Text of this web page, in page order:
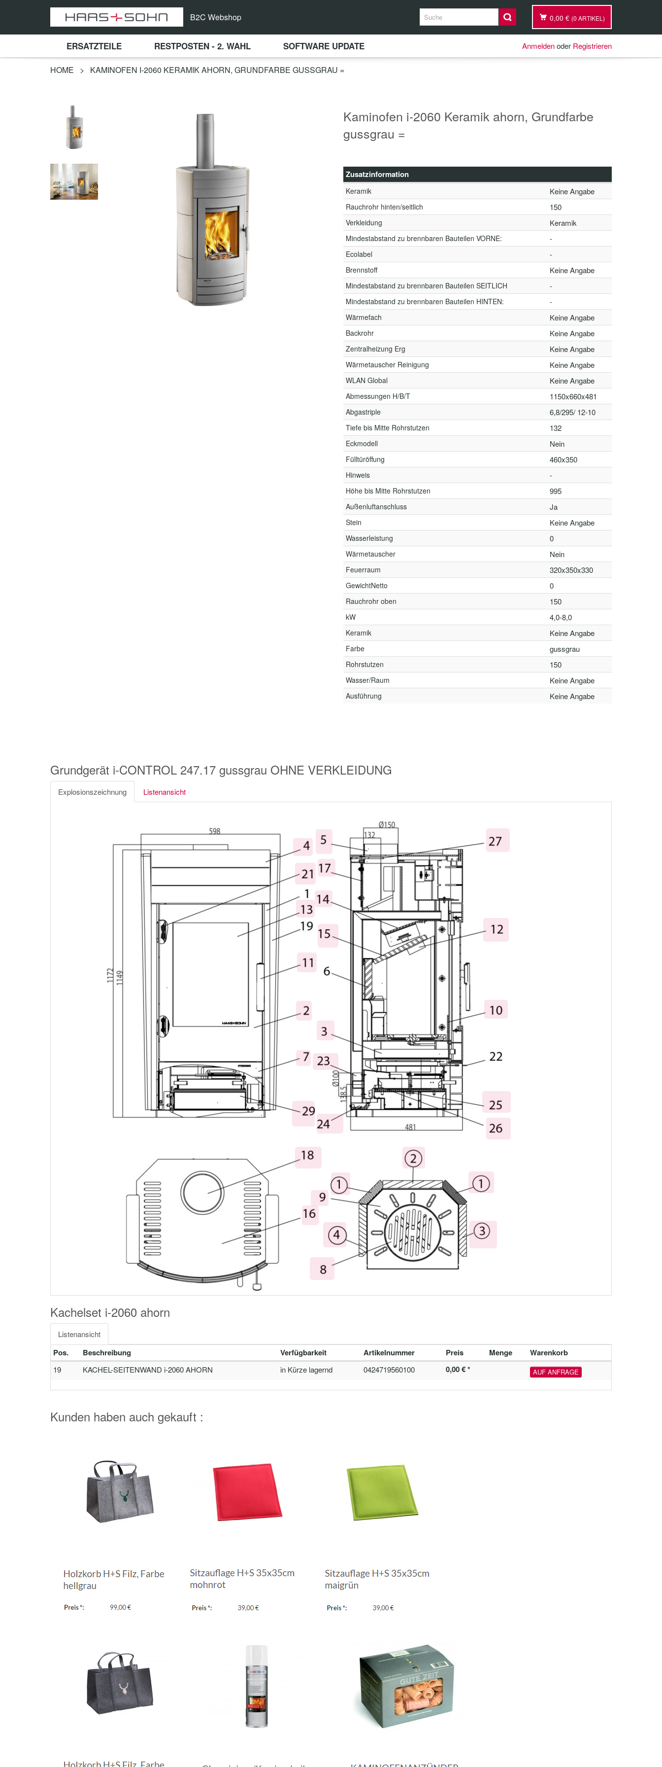
B2C Webshop 0,00 € (0 ARTIKEL)
ERSATZTEILE RESTPOSTEN - 2. WAHL SOFTWARE UPDATE Anmeldenoder Registrieren
HOME > KAMINOFEN I-2060 KERAMIK AHORN, GRUNDFARBE GUSSGRAU =
Kaminofen i-2060 Keramik ahorn, Grundfarbe
gussgrau =
Zusatzinformation
Keramik Keine Angabe
Rauchrohr hinten/seitlich 150
Verkleidung Keramik
Mindestabstand zu brennbaren Bauteilen VORNE: -
Ecolabel -
Brennstoff Keine Angabe
Mindestabstand zu brennbaren Bauteilen SEITLICH -
Mindestabstand zu brennbaren Bauteilen HINTEN: -
Wärmefach Keine Angabe
Backrohr Keine Angabe
Zentralheizung Erg Keine Angabe
Wärmetauscher Reinigung Keine Angabe
WLAN Global Keine Angabe
Abmessungen H/B/T 1150x660x481
Abgastriple 6,8/295/ 12-10
Tiefe bis Mitte Rohrstutzen 132
Eckmodell Nein
Fülltüröffung 460x350
Hinweis -
Höhe bis Mitte Rohrstutzen 995
Außenluftanschluss Ja
Stein Keine Angabe
Wasserleistung 0
Wärmetauscher Nein
Feuerraum 320x350x330
GewichtNetto 0
Rauchrohr oben 150
kW 4,0-8,0
Keramik Keine Angabe
Farbe gussgrau
Rohrstutzen 150
Wasser/Raum Keine Angabe
Ausführung Keine Angabe
Grundgerät i-CONTROL 247.17 gussgrau OHNE VERKLEIDUNG
Explosionszeichnung Listenansicht
Kachelset i-2060 ahorn
Listenansicht
Pos. Beschreibung Verfügbarkeit Artikelnummer Preis Menge Warenkorb
19 KACHEL-SEITENWAND i-2060 AHORN in Kürze lagernd 0424719560100 0,00 € * AUF ANFRAGE
Kunden haben auch gekauft :